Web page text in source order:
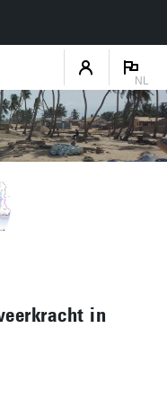
NL
in